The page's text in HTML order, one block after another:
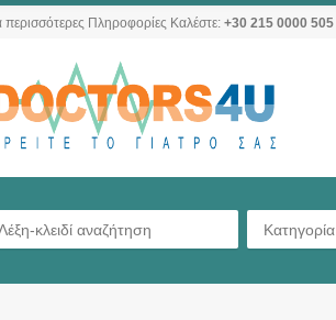
περισσότερες Πληροφορίες Καλέστε: +30 215 0000 505
Κατηγορία